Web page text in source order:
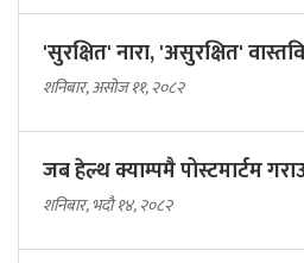
'सुरक्षित' नारा, 'असुरक्षित'
शनिबार, असोज ११, २०८२
जब हेल्थ क्याम्पमै पोस्टमार्टम
शनिबार, भदौ १४, २०८२